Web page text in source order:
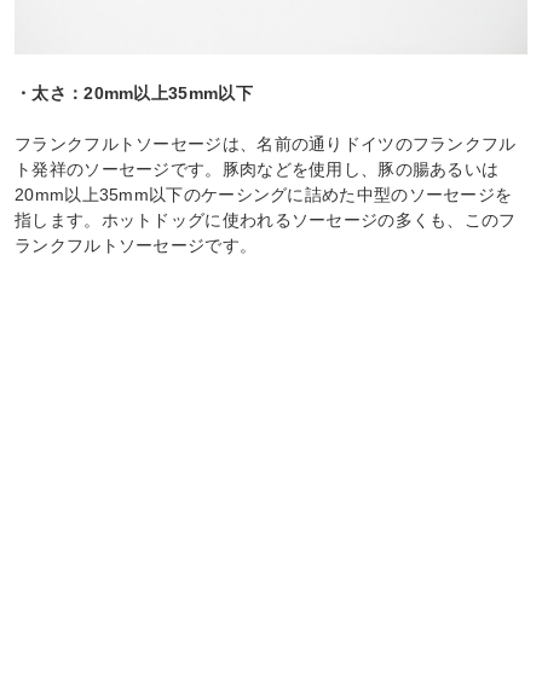
・太さ：20mm以上35mm以下
フランクフルトソーセージは、名前の通りドイツのフランクフル
ト発祥のソーセージです。豚肉などを使用し、豚の腸あるいは
20mm以上35mm以下のケーシングに詰めた中型のソーセージを
指します。ホットドッグに使われるソーセージの多くも、このフ
ランクフルトソーセージです。